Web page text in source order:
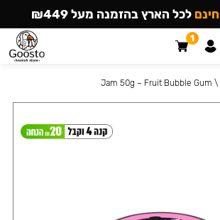
\
Jam 50g – Fruit Bubble Gum
חינם לכל הארץ בהזמנה מעל ₪449
1